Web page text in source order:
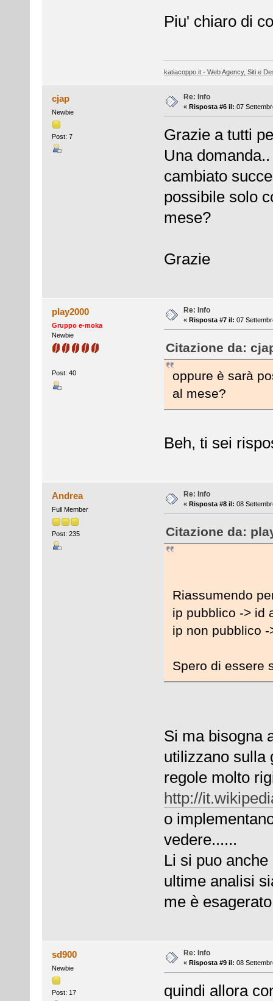
Piu' chiaro di
katiacoppo.it - Web Agency, Siti e
cjap
Newbie
Post: 7
Re: Info
« Risposta #6 il: 07
Grazie a tutti
Una
cambiato
possibile solo
mese?
Grazie
play2000
Gruppo e-moka
Newbie
Post: 40
Re: Info
« Risposta #7 il: 07
Citazione da:
oppure è sarà
al mese?
Beh, ti sei
Andrea
Full Member
Post: 235
Re: Info
« Risposta #8 il: 08
Citazione da:
Riassumendo
ip pubblico -> id
ip non pubblico
Spero di essere
Si ma bisogna
utilizzano sulla
regole molto
http://
o
vedere......
Li si puo
ultime analisi
me è
sd900
Newbie
Post: 17
Re: Info
« Risposta #9 il: 08
quindi allora